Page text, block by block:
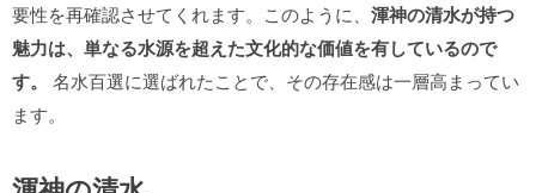
要性を再確認させてくれます。このように、 渾神の清水が持つ
魅力は、単なる水源を超えた文化的な価値を有しているので
す。
名水百選に選ばれたことで、その存在感は一層高まってい
ます。